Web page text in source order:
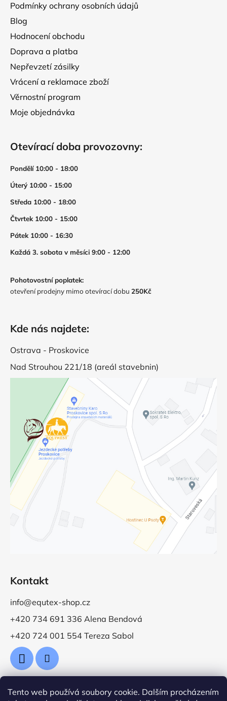
Tento web používá soubory cookie. Dalším procházením
Podmínky ochrany osobních údajů
Blog
Hodnocení obchodu
Doprava a platba
Nepřevzetí zásilky
Vrácení a reklamace zboží
Věrnostní program
Moje objednávka
Otevírací doba provozovny:
Pondělí 10:00 - 18:00
Úterý 10:00 - 15:00
Středa 10:00 - 18:00
Čtvrtek 10:00 - 15:00
Pátek 10:00 - 16:30
Každá 3. sobota v měsíci 9:00 - 12:00
Pohotovostní poplatek:
otevření prodejny mimo otevírací dobu 250Kč
Kde nás najdete:
Ostrava - Proskovice
Nad Strouhou 221/18 (areál stavebnin)
Kontakt
info@equtex-shop.cz
+420 734 691 336 Alena Bendová
+420 724 001 554 Tereza Sabol
Přijímáme online platby